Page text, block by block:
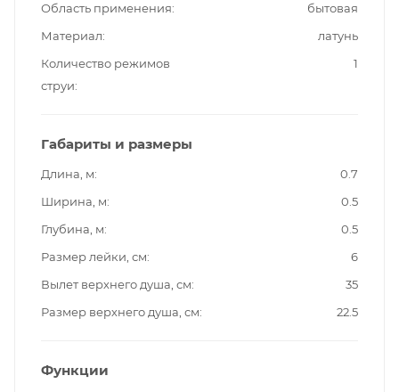
Область применения
бытовая
Материал
латунь
Количество режимов
струи
1
Габариты и размеры
Длина, м
0.7
Ширина, м
0.5
Глубина, м
0.5
Размер лейки, см
6
Вылет верхнего душа, см
35
Размер верхнего душа, см
22.5
Функции